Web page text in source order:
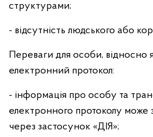
структурами;
- відсутність людського або
Переваги для особи, відносно
електронний протокол:
- інформація про особу та
електронного протоколу може
через застосунок «ДІЯ»;